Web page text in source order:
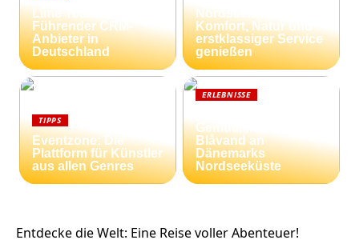
Lime Technologies:
Führender CRM-
Anbieter in
Deutschland
Nordseeküste:
Komfort, Natur und
erstklassiger Service
genießen
TIPPS
Eventzone: Die
Plattform für Künstler
aus allen Genres
ERLEBNISSE
Gemütlichkeit:
Blåvand an
Dänemarks
Nordseeküste
Entdecke die Welt: Eine Reise voller Abenteuer!